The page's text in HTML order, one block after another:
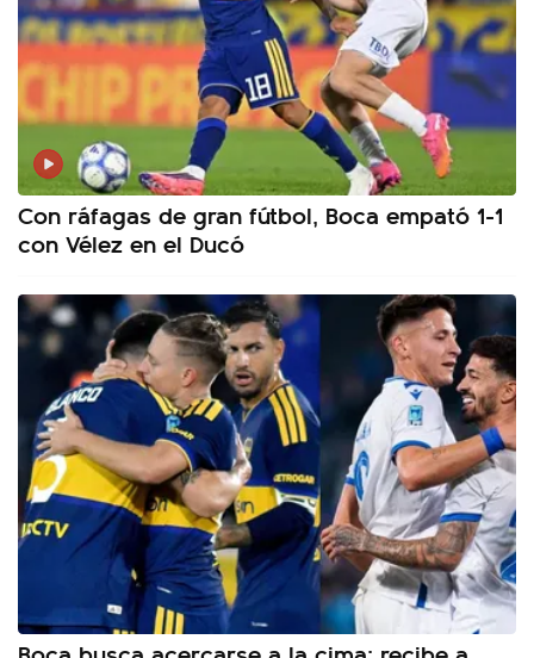
Con ráfagas de gran fútbol, Boca empató 1-1
con Vélez en el Ducó